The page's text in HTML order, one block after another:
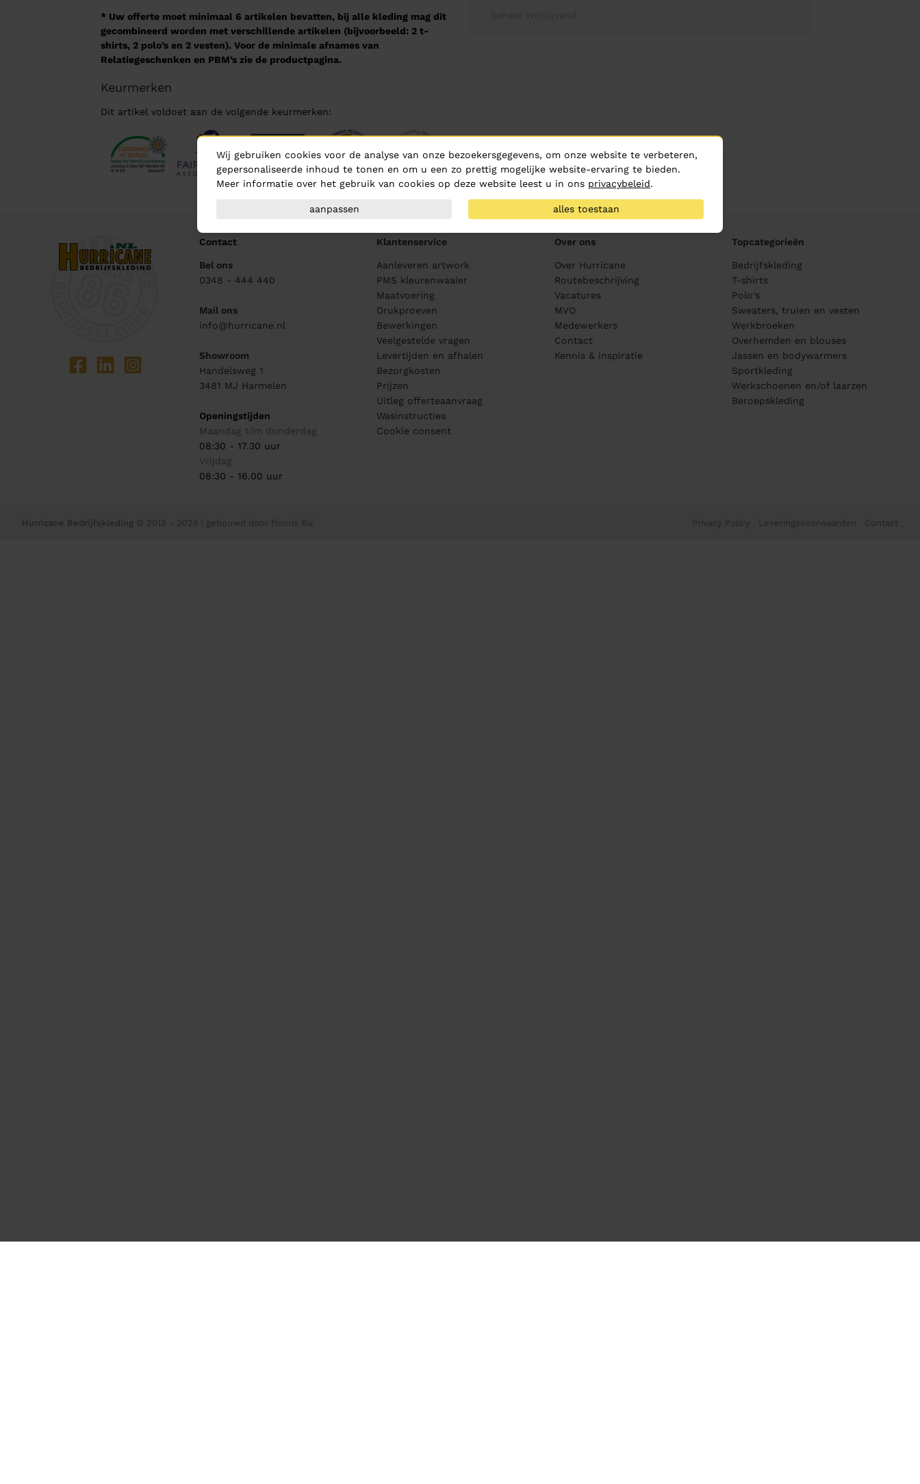
* Uw offerte moet minimaal 6 artikelen bevatten, bij alle kleding mag dit
gecombineerd worden met verschillende artikelen (bijvoorbeeld: 2 t-
shirts, 2 polo’s en 2 vesten). Voor de minimale afnames van
Relatiegeschenken en PBM’s zie de productpagina.
Keurmerken
Dit artikel voldoet aan de volgende keurmerken:
Contact
Bel ons
0348 - 444 440
Mail ons
info@hurricane.nl
Showroom
Handelsweg 1
3481 MJ Harmelen
Openingstijden
Maandag t/m donderdag
08:30 - 17.30 uur
Vrijdag
08:30 - 16.00 uur
Klantenservice
Aanleveren artwork
PMS kleurenwaaier
Maatvoering
Drukproeven
Bewerkingen
Veelgestelde vragen
Levertijden en afhalen
Bezorgkosten
Prijzen
Uitleg offerteaanvraag
Wasinstructies
Cookie consent
Over ons
Over Hurricane
Routebeschrijving
Vacatures
MVO
Medewerkers
Contact
Kennis & inspiratie
Topcategorieën
Bedrijfskleding
T-shirts
Polo's
Sweaters, truien en vesten
Werkbroeken
Overhemden en blouses
Jassen en bodywarmers
Sportkleding
Werkschoenen en/of laarzen
Beroepskleding
Hurricane Bedrijfskleding © 2013 - 2026 | gebouwd door flooris B.V. Privacy Policy Leveringsvoorwaarden Contact
Wij gebruiken cookies voor de analyse van onze bezoekersgegevens, om onze website te verbeteren,
gepersonaliseerde inhoud te tonen en om u een zo prettig mogelijke website-ervaring te bieden.
Meer informatie over het gebruik van cookies op deze website leest u in ons privacybeleid.
aanpassen alles toestaan